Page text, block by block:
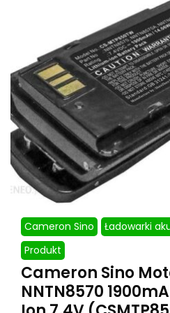
Cameron Sino
Ładowarki
Produkt
Cameron Sino
NNTN8570